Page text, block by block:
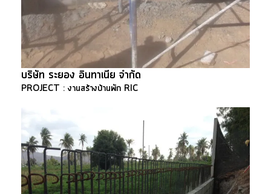
บริษัท ระยอง อินทาเนีย จำกัด
PROJECT : งานสร้างบ้านพัก RIC